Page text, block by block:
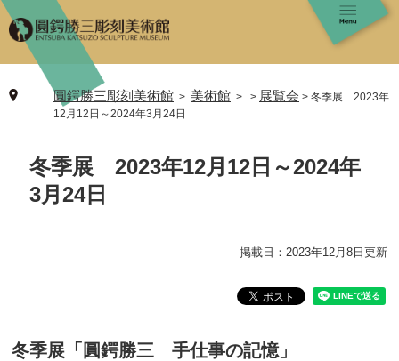
ペ
ー
の
頭
メ
ニ
ー
飛
圓鍔勝三彫刻美術館 美術館 > 展覧会 > 冬季展 2023年
12月12日～2024年3月24日
冬季展 2023年12月12日～2024年
3月24日
掲載日：2023年12月8日更新
冬季展「圓鍔勝三 手仕事の記憶」